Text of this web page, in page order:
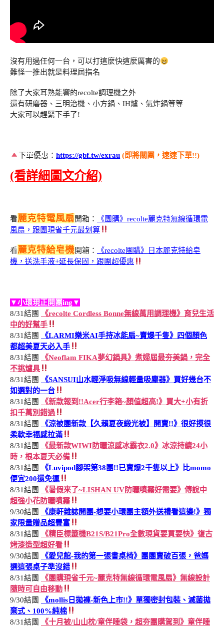
沒有用過任何一台，可以打這麼快這麼厲害的
難怪一推出就是料理屆指名
除了大家耳熟能響的recolte調理機之外
還有研磨器、三明治機、小方鍋、IH爐、氣炸鍋等等
大家可以趕緊下手了!
下單優惠：https://gbf.tw/exrau (即將關團，速速下單!!)
(看詳細圖文介紹)
看麗克特電風扇開箱：
《團購》recolte麗克特無線循環電
風扇，跟團現省千元最划算
看麗克特給皂機開箱：
《recolte團購》日本麗克特給皂
機，送洗手液+延長保固，跟團超優惠
▼小環現正開團ing▼
8/31結團
《recolte Cordless Bonne無線萬用調理機》育兒生活
中的好幫手
8/31結團
《LARMI樂米AI手持冰能扇~賣爆千隻》四個顏色
都超美夏天必入手
8/31結團
《Neoflam FIKA夢幻鍋具》煮婦屆最夯美鍋，完全
不挑爐具
8/31結團
《SANSUI山水輕淨吸無線輕量吸塵器》買好幾台不
如選對的一台
8/31結團
《新款報到!!Acer行李箱~顏值超高!》買大+小有折
扣千萬別錯過
8/31結團
《涼被團新款【久賴夏夜緞光被】開賣!!》很好摸很
柔軟幸福感拉滿
8/31結團
《最新款WIWI防曬涼感冰霸衣2.0》冰涼持續24小
時，根本夏天必備
8/31結團
《Luvipod腳架第38團!!已賣爆2千隻以上》比momo
便宜200還免運
8/31結團
《暑假來了~LISHAN UV防曬噴霧好需要》傳說中
超強小花防曬噴霧
9/30結團
《康軒雜誌開團-想要小環團主額外送禮看這邊!》獨
家限量贈品超豐富
8/31結團
《精臣標籤機B21S/B21Pro全數現貨要買要快》復古
烤漆造型超好看
9/30結團
《愛兒館-我的第一張書桌椅》團團賣破百張，爸媽
選這張桌子準沒錯
8/31結團
《團購現省千元~麗克特無線循環電風扇》無線設計
隨時可自由移動
9/30結團
《mollis日拋褲-新色上市!!》單獨密封包裝、滅菌拋
棄式、100%純棉
8/31結團
《十月被/山山枕/童伴睡袋，超夯團購駕到》童伴睡